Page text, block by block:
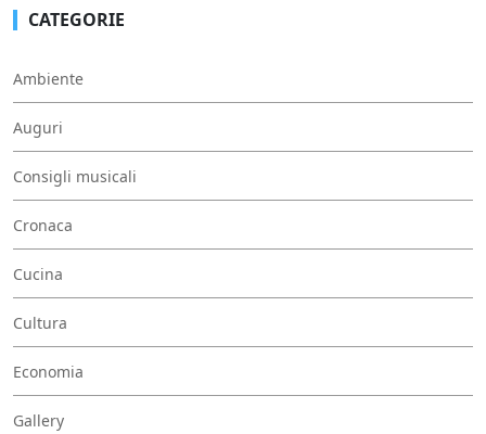
CATEGORIE
Ambiente
Auguri
Consigli musicali
Cronaca
Cucina
Cultura
Economia
Gallery